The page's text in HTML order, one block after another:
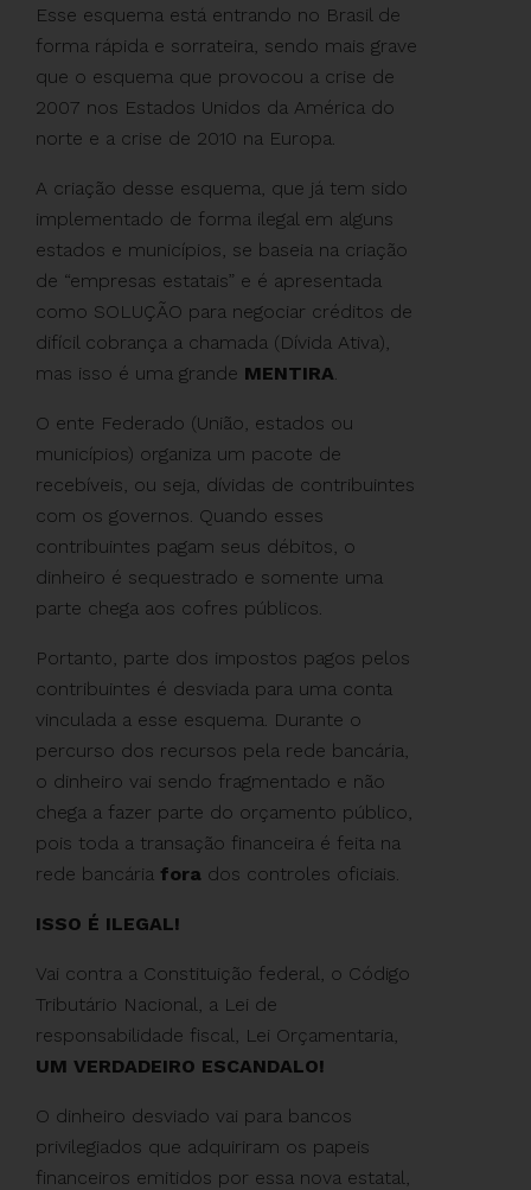
Esse esquema está entrando no Brasil de
forma rápida e sorrateira, sendo mais grave
que o esquema que provocou a crise de
2007 nos Estados Unidos da América do
norte e a crise de 2010 na Europa.
A criação desse esquema, que já tem sido
implementado de forma ilegal em alguns
estados e municípios, se baseia na criação
de “empresas estatais” e é apresentada
como SOLUÇÃO para negociar créditos de
difícil cobrança a chamada (Dívida Ativa),
mas isso é uma grande MENTIRA.
O ente Federado (União, estados ou
municípios) organiza um pacote de
recebíveis, ou seja, dívidas de contribuintes
com os governos. Quando esses
contribuintes pagam seus débitos, o
dinheiro é sequestrado e somente uma
parte chega aos cofres públicos.
Portanto, parte dos impostos pagos pelos
contribuintes é desviada para uma conta
vinculada a esse esquema. Durante o
percurso dos recursos pela rede bancária,
o dinheiro vai sendo fragmentado e não
chega a fazer parte do orçamento público,
pois toda a transação financeira é feita na
rede bancária fora dos controles oficiais.
ISSO É ILEGAL!
Vai contra a Constituição federal, o Código
Tributário Nacional, a Lei de
responsabilidade fiscal, Lei Orçamentaria,
UM VERDADEIRO ESCANDALO!
O dinheiro desviado vai para bancos
privilegiados que adquiriram os papeis
financeiros emitidos por essa nova estatal,